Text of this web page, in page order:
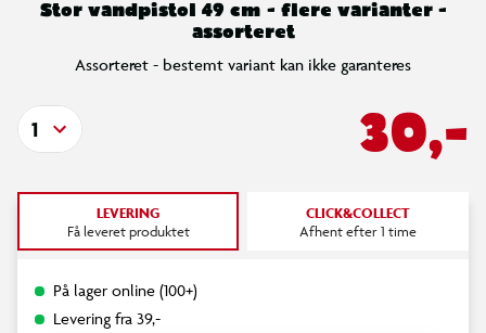
Stor vandpistol 49 cm - flere varianter -
assorteret
Assorteret - bestemt variant kan ikke garanteres
30,-
1
LEVERING
Få leveret produktet
CLICK&COLLECT
Afhent efter 1 time
På lager online (100+)
Levering fra 39,-